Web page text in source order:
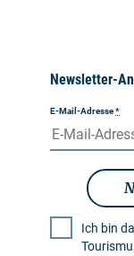
Newsletter-
E-Mail-Adresse*
Ich bin
Tourismus GmbH über